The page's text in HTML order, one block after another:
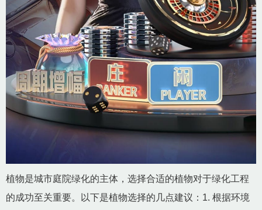
植物是城市庭院绿化的主体，选择合适的植物对于绿化工程
的成功至关重要。以下是植物选择的几点建议：1. 根据环境